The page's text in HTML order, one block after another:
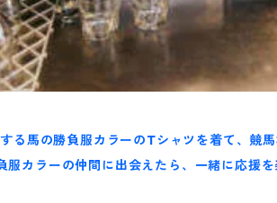
る馬の勝負服カラーのTシャツを着て、競
服カラーの仲間に出会えたら、一緒に応援